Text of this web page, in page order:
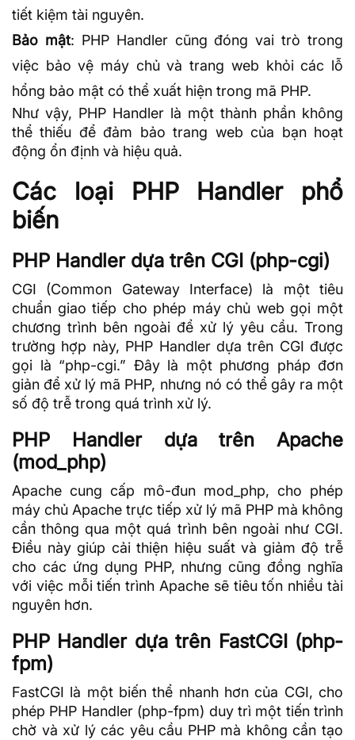
tiết kiệm tài nguyên.
Bảo mật: PHP Handler cũng đóng vai trò trong
việc bảo vệ máy chủ và trang web khỏi các lỗ
hổng bảo mật có thể xuất hiện trong mã PHP.
Như vậy, PHP Handler là một thành phần không
thể thiếu để đảm bảo trang web của bạn hoạt
động ổn định và hiệu quả.
Các loại PHP Handler phổ
biến
PHP Handler dựa trên CGI (php-cgi)
CGI (Common Gateway Interface) là một tiêu
chuẩn giao tiếp cho phép máy chủ web gọi một
chương trình bên ngoài để xử lý yêu cầu. Trong
trường hợp này, PHP Handler dựa trên CGI được
gọi là “php-cgi.” Đây là một phương pháp đơn
giản để xử lý mã PHP, nhưng nó có thể gây ra một
số độ trễ trong quá trình xử lý.
PHP Handler dựa trên Apache
(mod_php)
Apache cung cấp mô-đun mod_php, cho phép
máy chủ Apache trực tiếp xử lý mã PHP mà không
cần thông qua một quá trình bên ngoài như CGI.
Điều này giúp cải thiện hiệu suất và giảm độ trễ
cho các ứng dụng PHP, nhưng cũng đồng nghĩa
với việc mỗi tiến trình Apache sẽ tiêu tốn nhiều tài
nguyên hơn.
PHP Handler dựa trên FastCGI (php-
fpm)
FastCGI là một biến thể nhanh hơn của CGI, cho
phép PHP Handler (php-fpm) duy trì một tiến trình
chờ và xử lý các yêu cầu PHP mà không cần tạo